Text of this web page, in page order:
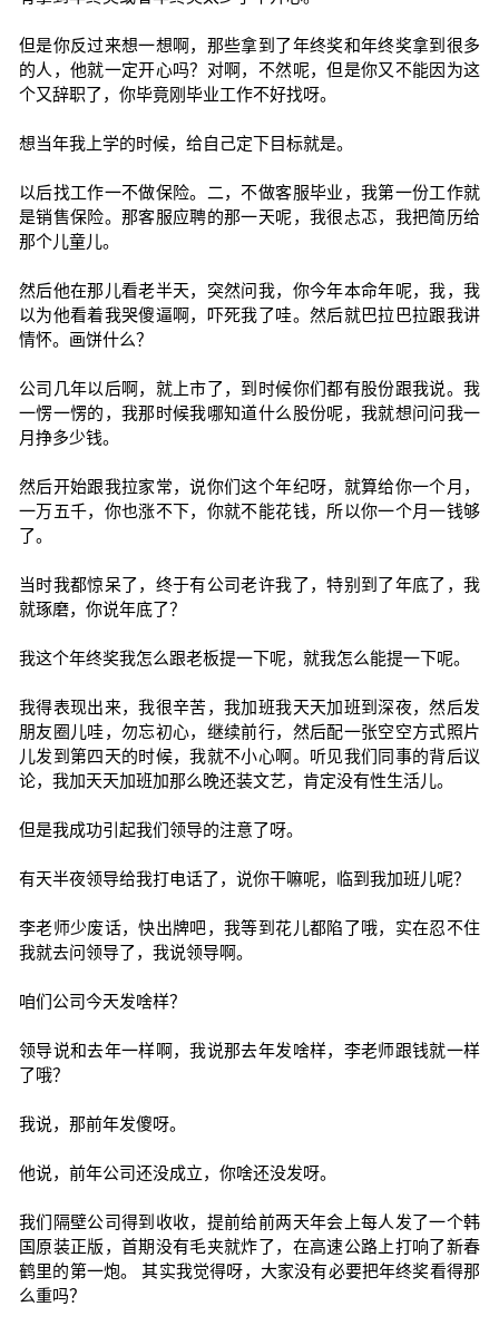
但是你反过来想一想啊，那些拿到了年终奖和年终奖拿到很多
的人，他就一定开心吗？对啊，不然呢，但是你又不能因为这
个又辞职了，你毕竟刚毕业工作不好找呀。
想当年我上学的时候，给自己定下目标就是。
以后找工作一不做保险。二，不做客服毕业，我第一份工作就
是销售保险。那客服应聘的那一天呢，我很忐忑，我把简历给
那个儿童儿。
然后他在那儿看老半天，突然问我，你今年本命年呢，我，我
以为他看着我哭傻逼啊，吓死我了哇。然后就巴拉巴拉跟我讲
情怀。画饼什么？
公司几年以后啊，就上市了，到时候你们都有股份跟我说。我
一愣一愣的，我那时候我哪知道什么股份呢，我就想问问我一
月挣多少钱。
然后开始跟我拉家常，说你们这个年纪呀，就算给你一个月，
一万五千，你也涨不下，你就不能花钱，所以你一个月一钱够
了。
当时我都惊呆了，终于有公司老许我了，特别到了年底了，我
就琢磨，你说年底了？
我这个年终奖我怎么跟老板提一下呢，就我怎么能提一下呢。
我得表现出来，我很辛苦，我加班我天天加班到深夜，然后发
朋友圈儿哇，勿忘初心，继续前行，然后配一张空空方式照片
儿发到第四天的时候，我就不小心啊。听见我们同事的背后议
论，我加天天加班加那么晚还装文艺，肯定没有性生活儿。
但是我成功引起我们领导的注意了呀。
有天半夜领导给我打电话了，说你干嘛呢，临到我加班儿呢？
李老师少废话，快出牌吧，我等到花儿都陷了哦，实在忍不住
我就去问领导了，我说领导啊。
咱们公司今天发啥样？
领导说和去年一样啊，我说那去年发啥样，李老师跟钱就一样
了哦？
我说，那前年发傻呀。
他说，前年公司还没成立，你啥还没发呀。
我们隔壁公司得到收收，提前给前两天年会上每人发了一个韩
国原装正版，首期没有毛夹就炸了，在高速公路上打响了新春
鹤里的第一炮。 其实我觉得呀，大家没有必要把年终奖看得那
么重吗？